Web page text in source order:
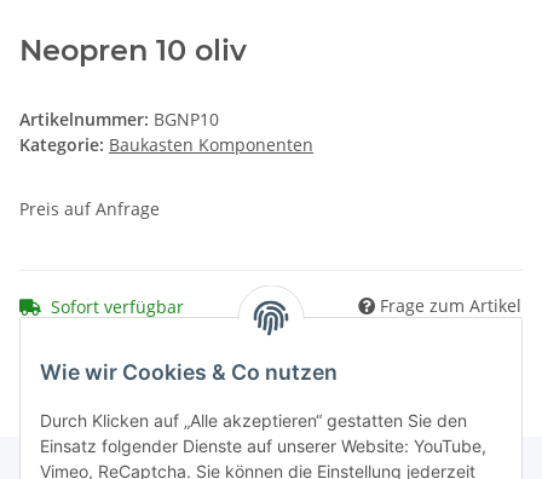
Neopren 10 oliv
Artikelnummer: BGNP10
Kategorie: Baukasten Komponenten
Preis auf Anfrage
Sofort verfügbar Frage zum Artikel
Wie wir Cookies & Co nutzen
Durch Klicken auf „Alle akzeptieren“ gestatten Sie den
Einsatz folgender Dienste auf unserer Website: YouTube,
Vimeo, ReCaptcha. Sie können die Einstellung jederzeit